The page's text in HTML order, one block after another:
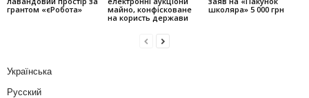
грантом «єРобота»
майно, конфісковане
на користь держави
школяра» 5 000 грн
Українська
Русский